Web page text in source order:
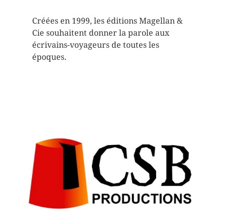
Créées en 1999, les éditions Magellan &
Cie souhaitent donner la parole aux
écrivains-voyageurs de toutes les
époques.